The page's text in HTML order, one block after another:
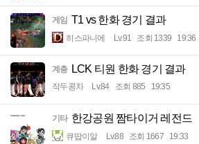
게임 T1 vs 한화 경기 결과
히스파니에 Lv.91 조회 1339 19:36
계층 LCK 티원 한화 경기 결과
작두콩차 Lv.84 조회 885 19:35
기타 한강공원 짬타이거 레전드
큐땁이알 Lv.88 조회 1667 19:33